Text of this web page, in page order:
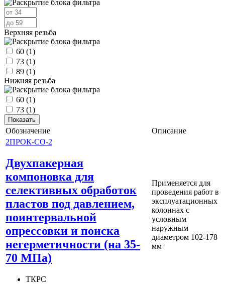
Верхняя резьба
60 (1)
73 (1)
89 (1)
Нижняя резьба
60 (1)
73 (1)
Обозначение
Описание
2ПРОК-СО-2
Двухпакерная
компоновка для
селективных обработок
пластов под давлением,
поинтервальной
опрессовки и поиска
негерметичности (на 35-
70 МПа)
ТКРС
Применяется для
проведения работ в
эксплуатационных
колоннах с
условным
наружным
диаметром 102-178
мм